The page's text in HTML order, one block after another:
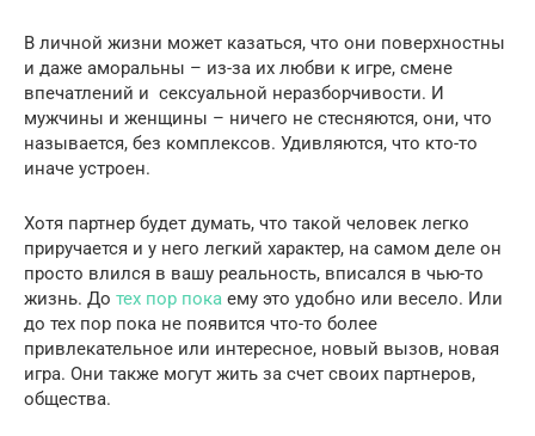
В личной жизни может казаться, что они поверхностны
и даже аморальны – из-за их любви к игре, смене
впечатлений и сексуальной неразборчивости. И
мужчины и женщины – ничего не стесняются, они, что
называется, без комплексов. Удивляются, что кто-то
иначе устроен.
Хотя партнер будет думать, что такой человек легко
приручается и у него легкий характер, на самом деле он
просто влился в вашу реальность, вписался в чью-то
жизнь. До тех пор пока ему это удобно или весело. Или
до тех пор пока не появится что-то более
привлекательное или интересное, новый вызов, новая
игра. Они также могут жить за счет своих партнеров,
общества.